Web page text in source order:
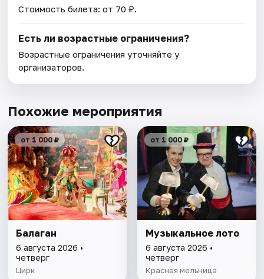
Стоимость билета: от 70 ₽.
Есть ли возрастные ограничения?
Возрастные ограничения уточняйте у
организаторов.
Похожие мероприятия
от 1 000 ₽
Балаган
6 августа 2026 •
четверг
Цирк
от 1 000 ₽
Музыкальное лото
6 августа 2026 •
четверг
Красная мельница